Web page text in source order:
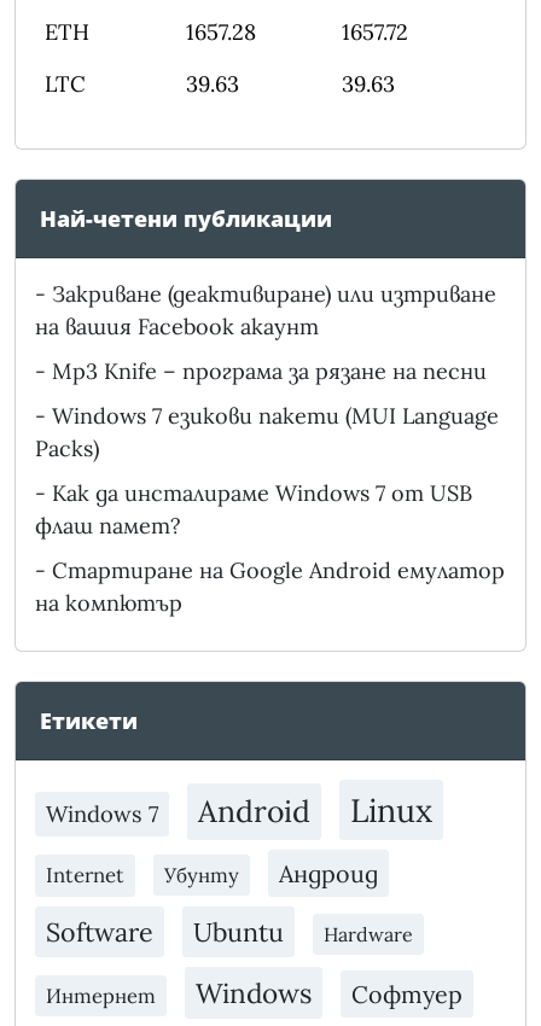
ETH
1657.28
1657.72
LTC
39.63 39.63
Най-четени публикации
- Закриване (деактивиране) или изтриване
на вашия Facebook акаунт
- Mp3 Knife – програма за рязане на песни
- Windows 7 езикови пакети (MUI Language
Packs)
- Как да инсталираме Windows 7 от USB
флаш памет?
- Стартиране на Google Android емулатор
на компютър
Етикети
Windows 7 Android Linux
Internet Убунту Андроид
Software Ubuntu Hardware
Интернет Windows Софтуер